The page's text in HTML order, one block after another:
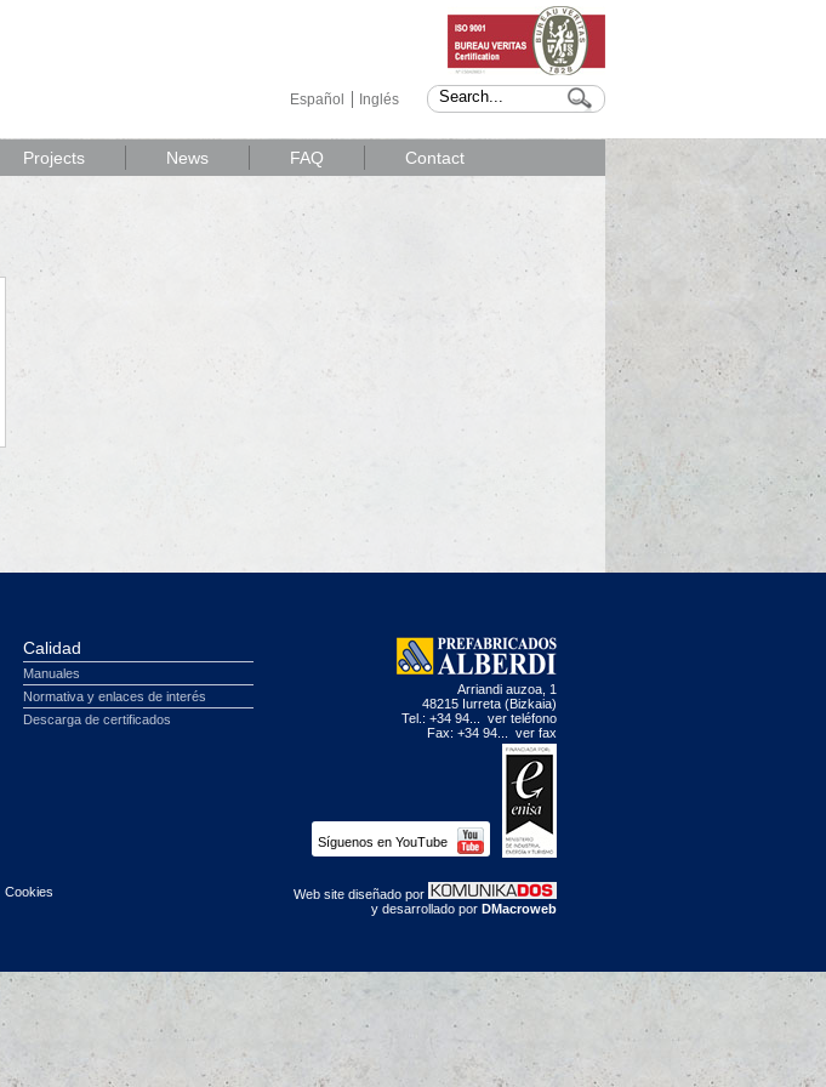
Projects News FAQ Contact
Español Inglés
Arriandi auzoa, 1
48215 Iurreta (Bizkaia)
Tel.: +34 94... ver teléfono
Fax: +34 94... ver fax
Calidad
Manuales
Normativa y enlaces de interés
Descarga de certificados
Cookies
Síguenos en YouTube
Web site diseñado por
y desarrollado por DMacroweb